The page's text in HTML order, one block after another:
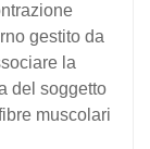
gestito da
la
del soggetto
muscolari